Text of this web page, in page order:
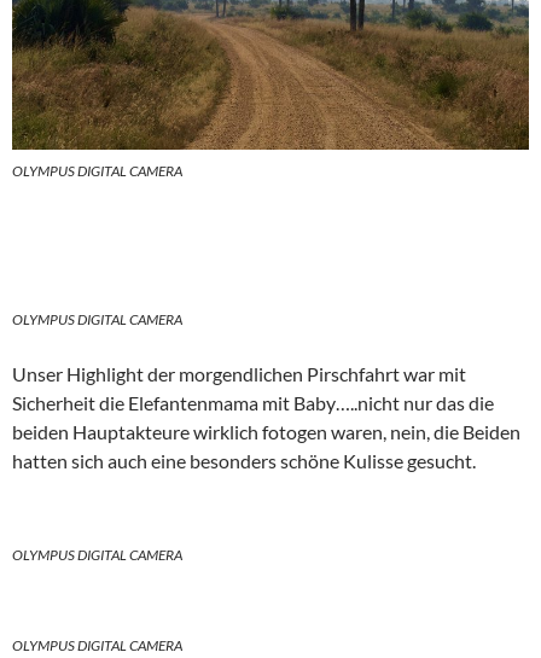
OLYMPUS DIGITAL CAMERA
OLYMPUS DIGITAL CAMERA
Unser Highlight der morgendlichen Pirschfahrt war mit
Sicherheit die Elefantenmama mit Baby…..nicht nur das die
beiden Hauptakteure wirklich fotogen waren, nein, die Beiden
hatten sich auch eine besonders schöne Kulisse gesucht.
OLYMPUS DIGITAL CAMERA
OLYMPUS DIGITAL CAMERA